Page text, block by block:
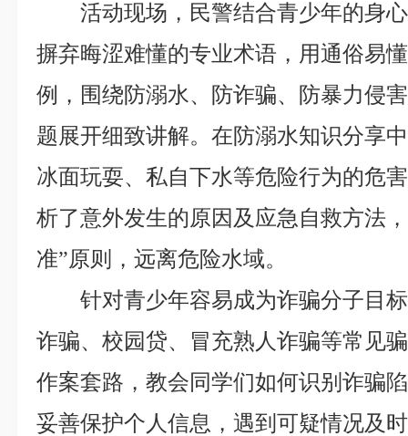
活动现场，民警结合青少年的身
摒弃晦涩难懂的专业术语，用通俗易
例，围绕防溺水、防诈骗、防暴力侵
题展开细致讲解。在防溺水知识分享
冰面玩耍、私自下水等危险行为的危
析了意外发生的原因及应急自救方法
准”原则，远离危险水域。
针对青少年容易成为诈骗分子目
诈骗、校园贷、冒充熟人诈骗等常见
作案套路，教会同学们如何识别诈骗
妥善保护个人信息，遇到可疑情况及